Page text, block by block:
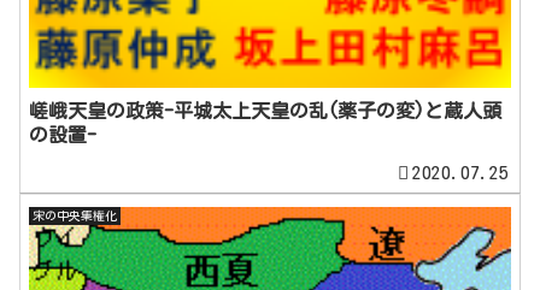
嵯峨天皇の政策-平城太上天皇の乱(薬子の変)と蔵人頭
の設置-
2020.07.25
宋の中央集権化